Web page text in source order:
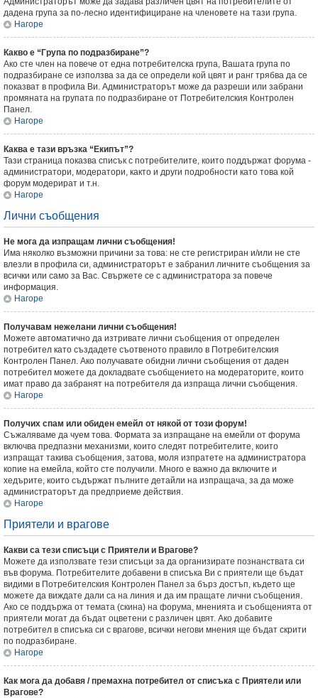
дадена група за по-лесно идентифициране на членовете на тази група.
Нагоре
Какво е “Група по подразбиране”?
Ако сте член на повече от една потребителска група, Вашата група по
подразбиране се използва за да се определи кой цвят и ранг трябва да се
показват в профила Ви. Администраторът може да разреши или забрани
промяната на групата по подразбиране от Потребителския Контролен
Панел.
Нагоре
Каква е тази връзка “Екипът”?
Тази страница показва списък с потребителите, които поддържат форума -
администратори, модератори, както и други подробности като това кой
форум модерират и т.н.
Нагоре
Лични съобщения
Не мога да изпращам лични съобщения!
Има няколко възможни причини за това: не сте регистриран и/или не сте
влезли в профила си, администраторът е забранил личните съобщения за
всички или само за Вас. Свържете се с администратора за повече
информация.
Нагоре
Получавам нежелани лични съобщения!
Можете автоматично да изтривате лични съобщения от определен
потребител като създадете съотвеното правило в Потребителския
Контролен Панел. Ако получавате обидни лични съобщения от даден
потребител можете да докладвате съобщението на модераторите, които
имат право да забранят на потребителя да изпраща лични съобщения.
Нагоре
Получих спам или обиден емейл от някой от този форум!
Съжаляваме да чуем това. Формата за изпращане на емейли от форума
включва предпазни механизми, които следят потребителите, които
изпращат такива съобщения, затова, моля изпратете на администратора
копие на емейла, който сте получили. Много е важно да включите и
хедърите, които съдържат пълните детайли на изпращача, за да може
администраторът да предприеме действия.
Нагоре
Приятели и врагове
Какви са тези списъци с Приятели и Врагове?
Можете да използвате тези списъци за да организирате познанствата си
във форума. Потребителите добавени в списъка Ви с приятели ще бъдат
видими в Потребителския Контролен Панел за бърз достъп, където ще
можете да виждате дали са на линия и да им пращате лични съобщения.
Ако се поддържа от темата (скина) на форума, мненията и съобщенията от
приятели могат да бъдат оцветени с различен цвят. Ако добавите
потребител в списъка си с врагове, всички негови мнения ще бъдат скрити
по подразбиране.
Нагоре
Как мога да добавя / премахна потребител от списъка с Приятели или
Врагове?